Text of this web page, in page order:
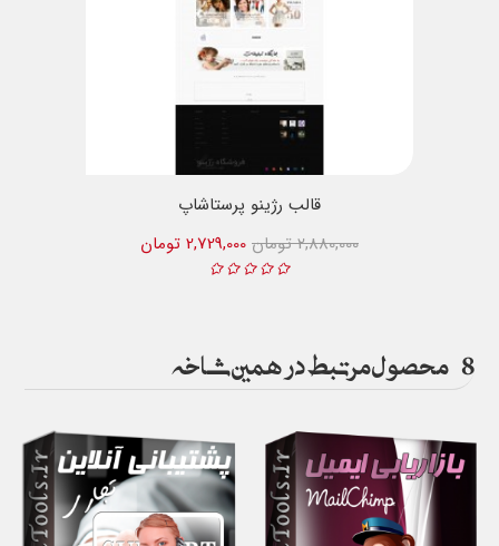
قالب رژینو پرستاشاپ
2,729,000 تومان
2,880,000 تومان
8 محصول مرتبط در همین شاخه